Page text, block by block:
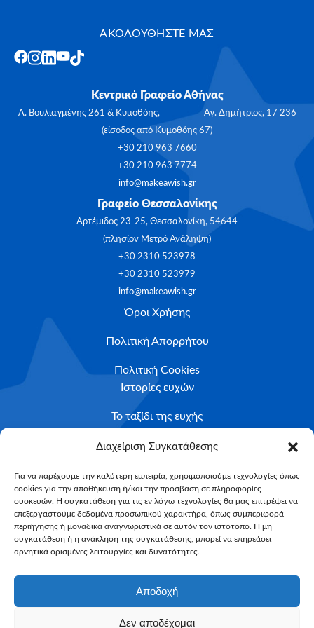
Διαχείριση Συγκατάθεσης
Για να παρέχουμε την καλύτερη εμπειρία, χρησιμοποιούμε τεχνολογίες όπως
cookies για την αποθήκευση ή/και την πρόσβαση σε πληροφορίες
συσκευών. Η συγκατάθεση για τις εν λόγω τεχνολογίες θα μας επιτρέψει να
επεξεργαστούμε δεδομένα προσωπικού χαρακτήρα, όπως συμπεριφορά
περιήγησης ή μοναδικά αναγνωριστικά σε αυτόν τον ιστότοπο. Η μη
συγκατάθεση ή η ανάκληση της συγκατάθεσης, μπορεί να επηρεάσει
αρνητικά ορισμένες λειτουργίες και δυνατότητες.
Αποδοχή
Δεν αποδέχομαι
ΑΚΟΛΟΥΘΗΣΤΕ ΜΑΣ
Κεντρικό Γραφείο Αθήνας
Λ. Βουλιαγμένης 261 & Κυμοθόης, Αγ. Δημήτριος, 17 236
(είσοδος από Κυμοθόης 67)
+30 210 963 7660
+30 210 963 7774
info@makeawish.gr
Γραφείο Θεσσαλονίκης
Αρτέμιδος 23-25, Θεσσαλονίκη, 54644
(πλησίον Μετρό Ανάληψη)
+30 2310 523978
+30 2310 523979
info@makeawish.gr
Όροι Χρήσης
Πολιτική Απορρήτου
Πολιτική Cookies
Ιστορίες ευχών
Το ταξίδι της ευχής
Κριτήρια Καταλληλότητας
Υποβολή Αιτήματος
NEWSLETTER
Email*